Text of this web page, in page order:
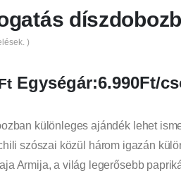
)
Egységár:6.990Ft/
különleges ajándék lehet
szószai közül három igazán
Armija, a világ legerősebb